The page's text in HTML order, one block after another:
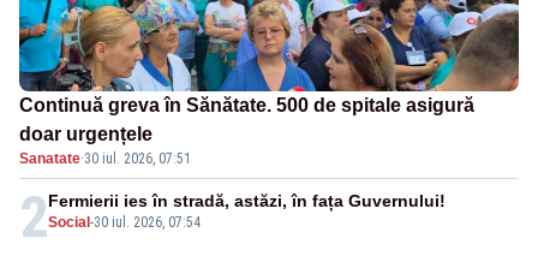
Continuă greva în Sănătate. 500 de spitale asigură
doar urgențele
Sanatate·30 iul. 2026, 07:51
2Social -30 iul. 2026, 07:54
Fermierii ies în stradă, astăzi, în fața Guvernului!